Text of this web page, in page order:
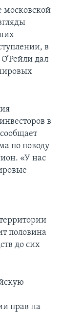
московской
в
дал
в
по поводу
«У нас
половина
до сих
прав на